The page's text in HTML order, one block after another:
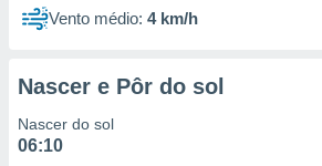
Vento médio: 4 km/h
Nascer e Pôr do sol
Nascer do sol
06:10